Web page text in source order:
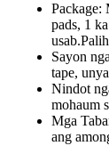
Package:
pads, 1
Sayon
tape,
Nindot
mohaum
Mga
ang